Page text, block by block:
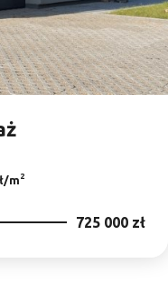
m2
725 000 zł